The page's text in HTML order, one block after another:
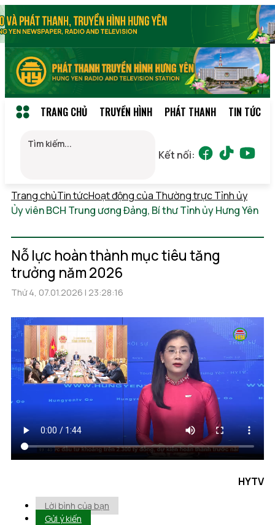
TRANG CHỦ TRUYỀN HÌNH PHÁT THANH TIN TỨC
Kết nối:
Trang chủTin tứcHoạt động của Thường trực Tỉnh ủy
Ủy viên BCH Trung ương Đảng, Bí thư Tỉnh ủy Hưng Yên
Nỗ lực hoàn thành mục tiêu tăng
trưởng năm 2026
Thứ 4, 07.01.2026 | 23:28:16
HYTV
Lời bình của bạn
Gửi ý kiến